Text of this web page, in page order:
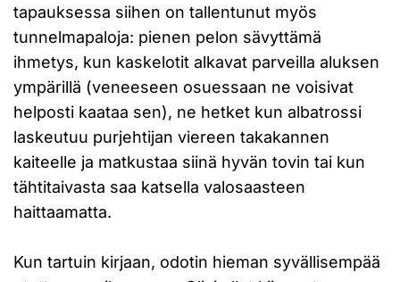
tapauksessa siihen on tallentunut myös
tunnelmapaloja: pienen pelon sävyttämä
ihmetys, kun kaskelotit alkavat parveilla aluksen
ympärillä (veneeseen osuessaan ne voisivat
helposti kaataa sen), ne hetket kun albatrossi
laskeutuu purjehtijan viereen takakannen
kaiteelle ja matkustaa siinä hyvän tovin tai kun
tähtitaivasta saa katsella valosaasteen
haittaamatta.
Kun tartuin kirjaan, odotin hieman syvällisempää